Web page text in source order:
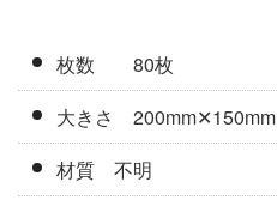
枚数 80枚
大きさ 200mm✕150mm
材質 不明